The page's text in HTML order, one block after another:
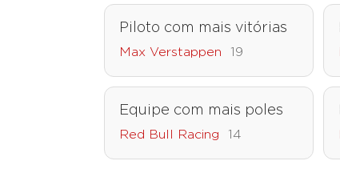
Piloto com mais vitórias
Max Verstappen 19
Equipe com mais poles
Red Bull Racing 14